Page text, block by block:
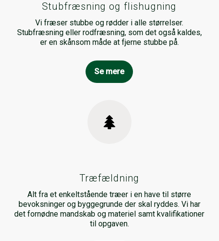
Stubfræsning og flishugning
Vi fræser stubbe og rødder i alle størrelser.
Stubfræsning eller rodfræsning, som det også kaldes,
er en skånsom måde at fjerne stubbe på.
Se mere
Træfældning
Alt fra et enkeltstående træer i en have til større
bevoksninger og byggegrunde der skal ryddes. Vi har
det fornødne mandskab og materiel samt kvalifikationer
til opgaven.